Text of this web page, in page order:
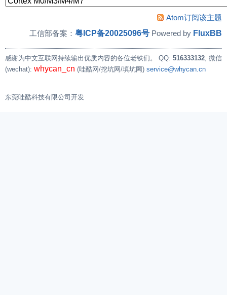
Atom订阅该主题
工信部备案： 粤ICP备20025096号 Powered by FluxBB
感谢为中文互联网持续输出优质内容的各位老铁们。 QQ: 516333132, 微信
(wechat): whycan_cn (哇酷网/挖坑网/填坑网) service@whycan.cn
东莞哇酷科技有限公司开发